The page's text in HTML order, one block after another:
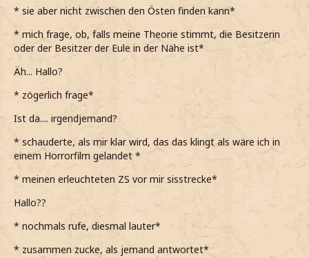
* sie aber nicht zwischen den Östen finden kann*
* mich frage, ob, falls meine Theorie stimmt, die Besitzerin
oder der Besitzer der Eule in der Nähe ist*
Äh... Hallo?
* zögerlich frage*
Ist da.... irgendjemand?
* schauderte, als mir klar wird, das das klingt als wäre ich in
einem Horrorfilm gelandet *
* meinen erleuchteten ZS vor mir sisstrecke*
Hallo??
* nochmals rufe, diesmal lauter*
* zusammen zucke, als jemand antwortet*